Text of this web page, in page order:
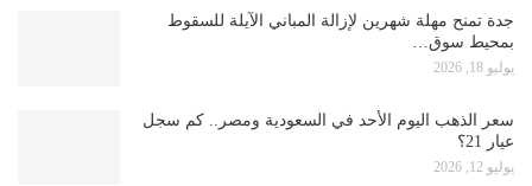
جدة تمنح مهلة شهرين لإزالة المباني الآيلة للسقوط
بمحيط سوق…
يوليو 18, 2026
سعر الذهب اليوم الأحد في السعودية ومصر.. كم سجل
عيار 21؟
يوليو 12, 2026